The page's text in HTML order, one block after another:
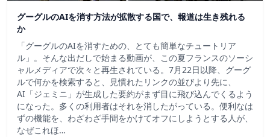
グーグルのAIを消す方法が拡散する国で、報道は生き残れる
か
「グーグルのAIを消すための、とても簡単なチュートリア
ル」。そんな出だしで始まる動画が、この夏フランスのソーシ
ャルメディアで次々と再生されている。7月22日以降、グーグ
ルで何かを検索すると、見慣れたリンクの並びより先に、
AI「ジェミニ」が生成した要約がまず目に飛び込んでくるよう
になった。多くの利用者はそれを消したがっている。便利なは
ずの機能を、わざわざ手間をかけてオフにしようとする人が、
なぜこれほ…